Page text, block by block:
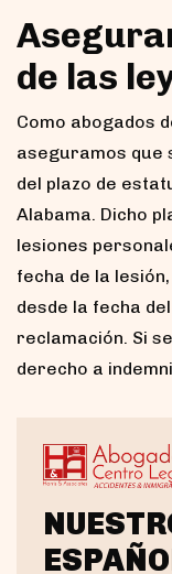
de las
Como abogados
aseguramos que
del plazo de
Alabama. Dicho
lesiones
fecha de la
desde la fecha
reclamación. Si
derecho a